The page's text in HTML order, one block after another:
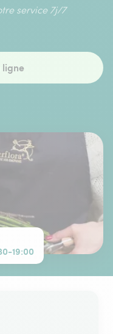
service 7j/7
19:00